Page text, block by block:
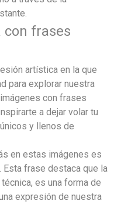
con frases
artística en la que
para explorar nuestra
con frases
a dejar volar tu
y llenos de
en estas imágenes es
frase destaca que la
es una forma de
expresión de nuestra